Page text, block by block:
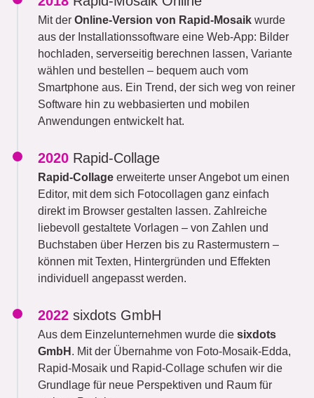
Mit der Online-Version von Rapid-Mosaik wurde
aus der Installationssoftware eine Web-App: Bilder
hochladen, serverseitig berechnen lassen, Variante
wählen und bestellen – bequem auch vom
Smartphone aus. Ein Trend, der sich weg von reiner
Software hin zu webbasierten und mobilen
Anwendungen entwickelt hat.
2020 Rapid-Collage
Rapid-Collage erweiterte unser Angebot um einen
Editor, mit dem sich Fotocollagen ganz einfach
direkt im Browser gestalten lassen. Zahlreiche
liebevoll gestaltete Vorlagen – von Zahlen und
Buchstaben über Herzen bis zu Rastermustern –
können mit Texten, Hintergründen und Effekten
individuell angepasst werden.
2022 sixdots GmbH
Aus dem Einzelunternehmen wurde die sixdots
GmbH . Mit der Übernahme von Foto-Mosaik-Edda,
Rapid-Mosaik und Rapid-Collage schufen wir die
Grundlage für neue Perspektiven und Raum für